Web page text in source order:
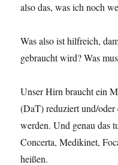
also das, was ich noch
Was also ist hilfreich,
gebraucht wird? Was
Unser Hirn braucht ein
(DaT) reduziert und/
werden. Und genau das
Concerta, Medikinet,
heißen.